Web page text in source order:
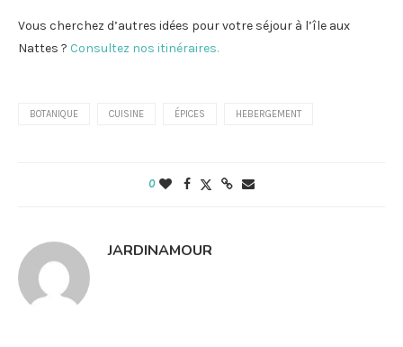
Vous cherchez d’autres idées pour votre séjour à l’île aux
Nattes ? Consultez nos itinéraires.
BOTANIQUE CUISINE ÉPICES HEBERGEMENT
0
JARDINAMOUR